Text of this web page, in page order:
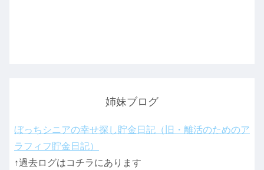
姉妹ブログ
ぼっちシニアの幸せ探し貯金日記（旧・離活のためのア
ラフィフ貯金日記）
↑過去ログはコチラにあります